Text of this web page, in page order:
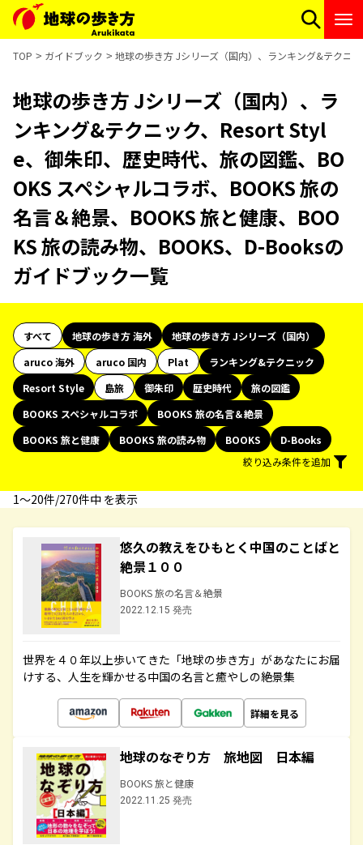
TOP ガイドブック 地球の歩き方 Jシリーズ（国内）、ランキング&テクニ
地球の歩き方 Jシリーズ（国内）、ラ
ンキング&テクニック、Resort Styl
e、御朱印、歴史時代、旅の図鑑、BO
OKS スペシャルコラボ、BOOKS 旅の
名言＆絶景、BOOKS 旅と健康、BOO
KS 旅の読み物、BOOKS、D-Booksの
ガイドブック一覧
すべて 地球の歩き方 海外
地球の歩き方 Jシリーズ（国内）
aruco 海外
aruco 国内 Plat
ランキング&テクニック
Resort Style
島旅 御朱印 歴史時代
旅の図鑑
BOOKS スペシャルコラボ
BOOKS 旅の名言＆絶景
BOOKS 旅と健康
BOOKS 旅の読み物 BOOKS
D-Books
絞り込み条件を追加
1〜20件/270件中 を表示
悠久の教えをひもとく中国のことばと
絶景１００
BOOKS 旅の名言＆絶景
2022.12.15 発売
世界を４０年以上歩いてきた「地球の歩き方」があなたにお届
けする、人生を輝かせる中国の名言と癒やしの絶景集
詳細を見る
地球のなぞり方 旅地図 日本編
BOOKS 旅と健康
2022.11.25 発売